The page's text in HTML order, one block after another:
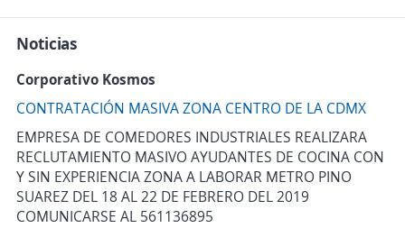
Noticias
Corporativo Kosmos
CONTRATACIÓN MASIVA ZONA CENTRO DE LA CDMX
EMPRESA DE COMEDORES INDUSTRIALES REALIZARA
RECLUTAMIENTO MASIVO AYUDANTES DE COCINA CON
Y SIN EXPERIENCIA ZONA A LABORAR METRO PINO
SUAREZ DEL 18 AL 22 DE FEBRERO DEL 2019
COMUNICARSE AL 561136895